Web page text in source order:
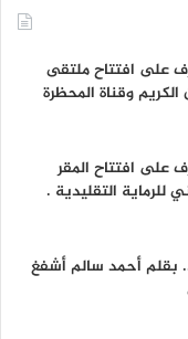
على افتتاح ملتقى
وقناة المحظرة
على افتتاح المقر
للرماية التقليدية .
بقلم أحمد سالم أشفغ